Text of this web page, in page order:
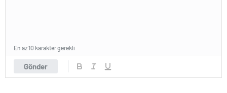
Gönder
En az 10 karakter gerekli